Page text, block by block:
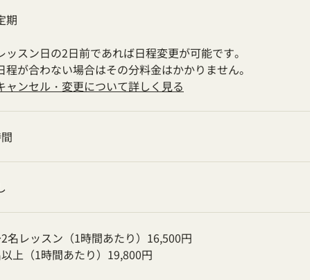
期
スン日の2日前であれば日程変更が可能です。
が合わない場合はその分料金はかかりません。
ンセル・変更について詳しく見る
名レッスン（1時間あたり）16,500円
上（1時間あたり）19,800円